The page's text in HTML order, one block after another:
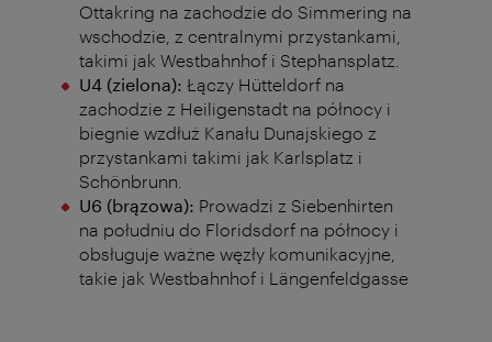
Ottakring na zachodzie do Simmering na
wschodzie, z centralnymi przystankami,
takimi jak Westbahnhof i Stephansplatz.
U4 (zielona): Łączy Hütteldorf na
zachodzie z Heiligenstadt na północy i
biegnie wzdłuż Kanału Dunajskiego z
przystankami takimi jak Karlsplatz i
Schönbrunn.
U6 (brązowa): Prowadzi z Siebenhirten
na południu do Floridsdorf na północy i
obsługuje ważne węzły komunikacyjne,
takie jak Westbahnhof i Längenfeldgasse